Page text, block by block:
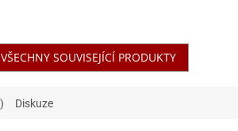
SOUVISEJÍCÍ PRODUKTY
Diskuze